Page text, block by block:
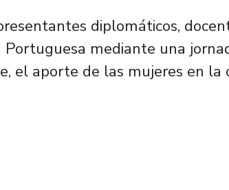
diplomáticos,
mediante una
el aporte de las mujeres en la
carrera de Traducción